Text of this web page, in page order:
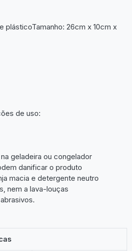
plásticoTamanho: 26cm x 10cm x
de uso:
geladeira ou congelador
danificar o produto
macia e detergente neutro
nem a lava-louças